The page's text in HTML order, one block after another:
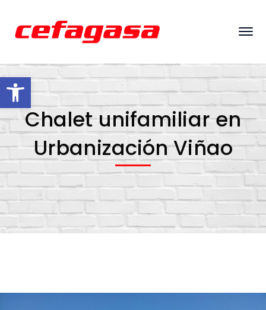
Abrir barra de herramientas
Chalet unifamiliar en
Urbanización Viñao